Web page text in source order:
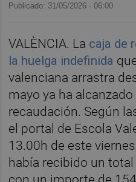
Publicado: 31/05/2026 ·06:00
VALÈNCIA. La caja de
la huelga indefinida
valenciana arrastra
mayo ya ha
recaudación. Según
el portal de Escola
13.00h de este
había recibido un